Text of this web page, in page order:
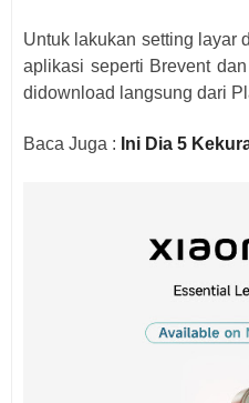
Untuk lakukan setting layar
aplikasi seperti Brevent
didownload langsung dari
Baca Juga : Ini Dia 5